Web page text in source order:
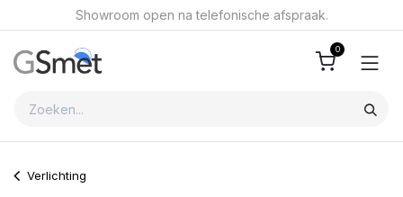
Overslaan naar inhoudShowroom open na telefonische afspraak.
0
Verlichting